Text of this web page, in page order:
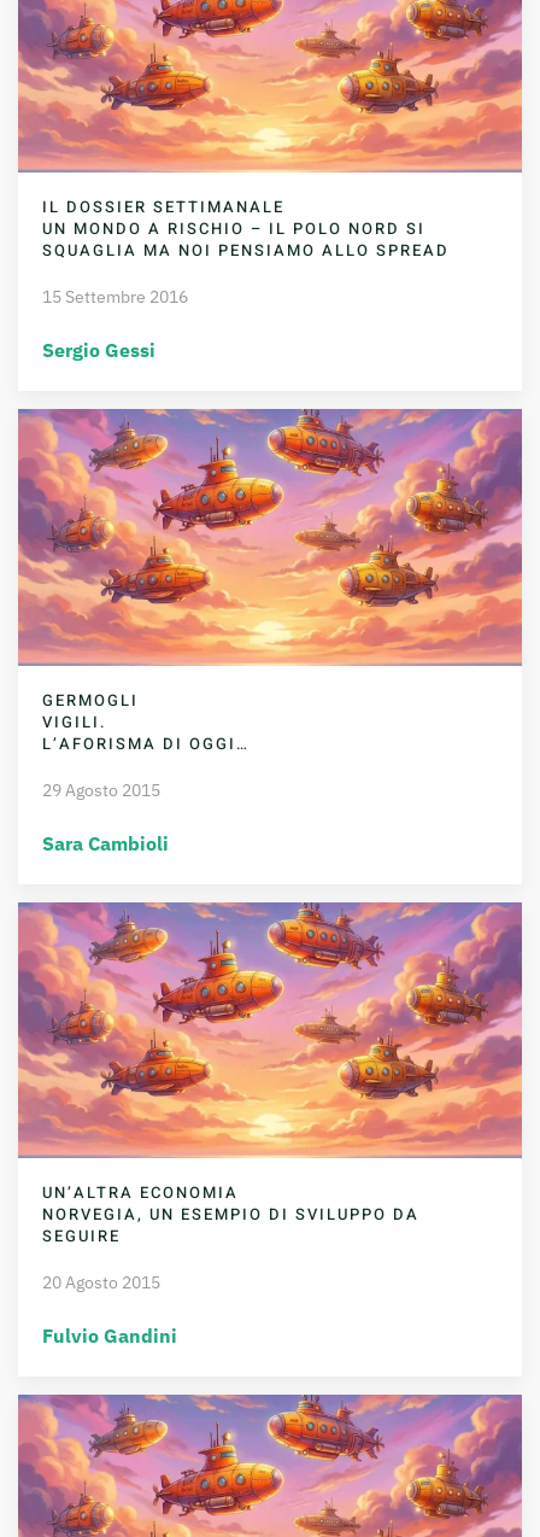
IL DOSSIER SETTIMANALE
UN MONDO A RISCHIO – IL POLO NORD SI
SQUAGLIA MA NOI PENSIAMO ALLO SPREAD
15 Settembre 2016
Sergio Gessi
GERMOGLI
VIGILI.
L’AFORISMA DI OGGI…
29 Agosto 2015
Sara Cambioli
UN’ALTRA ECONOMIA
NORVEGIA, UN ESEMPIO DI SVILUPPO DA
SEGUIRE
20 Agosto 2015
Fulvio Gandini